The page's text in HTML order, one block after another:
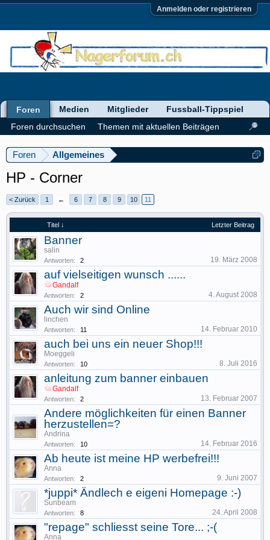
Anmelden oder registrieren
Foren Allgemeines
HP - Corner
< Zurück 1 ← 6 7 8 9 10 11
Titel ↓ Letzter Beitrag
Banner
salin
Antworten: 2 19. März 2008
auf vielseitigen wunsch ......
Gandalf
Antworten: 2 4. August 2008
Auch wir sind Online
linchen
Antworten: 11 14. Februar 2010
auch bei uns ein neuer Shop!!!
Moeggeli
Antworten: 10 8. Juli 2016
anleitung zum banner einbauen
Gandalf
Antworten: 2 13. Februar 2007
Andere möglichkeiten für einen Banner
herzustellen=?
Andrina
Antworten: 10 14. Februar 2016
Ab heute ist meine HP werbefrei!!!
Anna
Antworten: 2 9. Juni 2007
*juppi* Ändlech e eigeni Homepage :-)
Sunbeam
Antworten: 8 24. April 2008
"repage" schliesst seine Tore... ;-(
Anna
Foren
Foren durchsuchen
Themen mit aktuellen Beiträgen
Medien Mitglieder Fussball-Tippspiel